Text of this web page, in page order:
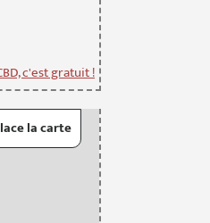
c'est gratuit !
la carte